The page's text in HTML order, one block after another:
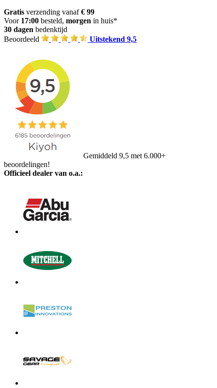
Gratis verzending vanaf€ 99
Voor 17:00 besteld, morgen in huis*
30 dagen bedenktijd
Beoordeeld
Uitstekend 9,5
Gemiddeld 9,5 met 6.000+
beoordelingen!
Officieel dealer van o.a.: